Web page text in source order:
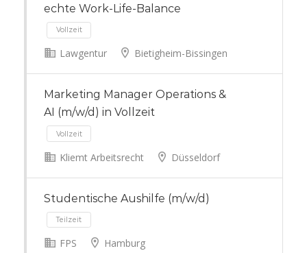
echte Work-Life-Balance
Lawgentur Bietigheim-Bissingen
Marketing Manager Operations &
AI (m/w/d) in Vollzeit
Vollzeit
Kliemt Arbeitsrecht Düsseldorf
Studentische Aushilfe (m/w/d)
FPS Hamburg